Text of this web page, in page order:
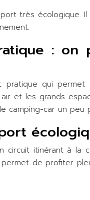
très écologique.
:
qui
et les grands
car un peu
circuit itinérant à
permet de profiter